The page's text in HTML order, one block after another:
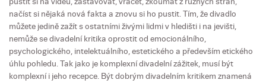
načíst si nějaká nová fakta a znovu si ho pustit. Tím, že divadlo
můžete jedině zažít s ostatními živými lidmi v hledišti i na jevišti,
nemůže se divadelní kritika oprostit od emocionálního,
psychologického, intelektuálního, estetického a především etického
úhlu pohledu. Tak jako je komplexní divadelní zážitek, musí být
komplexní i jeho recepce. Být dobrým divadelním kritikem znamená